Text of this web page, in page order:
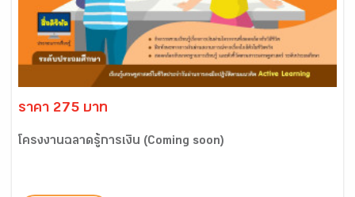
ราคา 275 บาท
โครงงานฉลาดรู้การเงิน (Coming soon)